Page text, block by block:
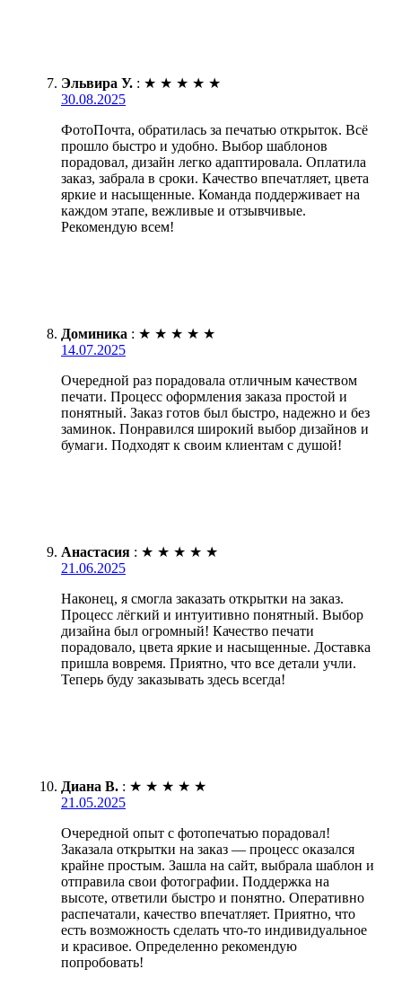
Эльвира У. : ★ ★ ★ ★ ★
30.08.2025
ФотоПочта, обратилась за печатью открыток. Всё
прошло быстро и удобно. Выбор шаблонов
порадовал, дизайн легко адаптировала. Оплатила
заказ, забрала в сроки. Качество впечатляет, цвета
яркие и насыщенные. Команда поддерживает на
каждом этапе, вежливые и отзывчивые.
Рекомендую всем!
Доминика : ★ ★ ★ ★ ★
14.07.2025
Очередной раз порадовала отличным качеством
печати. Процесс оформления заказа простой и
понятный. Заказ готов был быстро, надежно и без
заминок. Понравился широкий выбор дизайнов и
бумаги. Подходят к своим клиентам с душой!
Анастасия : ★ ★ ★ ★ ★
21.06.2025
Наконец, я смогла заказать открытки на заказ.
Процесс лёгкий и интуитивно понятный. Выбор
дизайна был огромный! Качество печати
порадовало, цвета яркие и насыщенные. Доставка
пришла вовремя. Приятно, что все детали учли.
Теперь буду заказывать здесь всегда!
Диана В. : ★ ★ ★ ★ ★
21.05.2025
Очередной опыт с фотопечатью порадовал!
Заказала открытки на заказ — процесс оказался
крайне простым. Зашла на сайт, выбрала шаблон и
отправила свои фотографии. Поддержка на
высоте, ответили быстро и понятно. Оперативно
распечатали, качество впечатляет. Приятно, что
есть возможность сделать что-то индивидуальное
и красивое. Определенно рекомендую
попробовать!